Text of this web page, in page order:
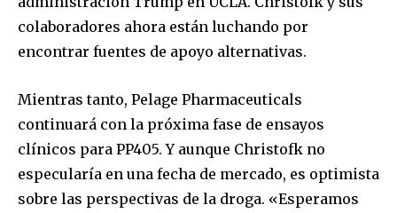
colaboradores ahora están luchando por
encontrar fuentes de apoyo alternativas.
Mientras tanto, Pelage Pharmaceuticals
continuará con la próxima fase de ensayos
clínicos para PP405. Y aunque Christofk no
especularía en una fecha de mercado, es optimista
sobre las perspectivas de la droga. «Esperamos